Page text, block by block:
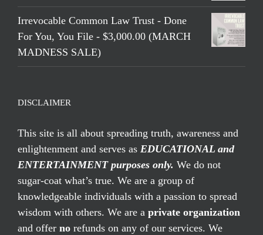
Irrevocable Common Law Trust - Done
For You, You File - $3,000.00 (MARCH
MADNESS SALE)
DISCLAIMER
This site is all about spreading truth, awareness and
enlightenment and serves as EDUCATIONAL and
ENTERTAINMENT purposes only. We do not
sugar-coat what’s true. We are a group of
knowledgeable individuals with a passion to spread
wisdom with others. We are a private organization
and offer no refunds on any of our services. We